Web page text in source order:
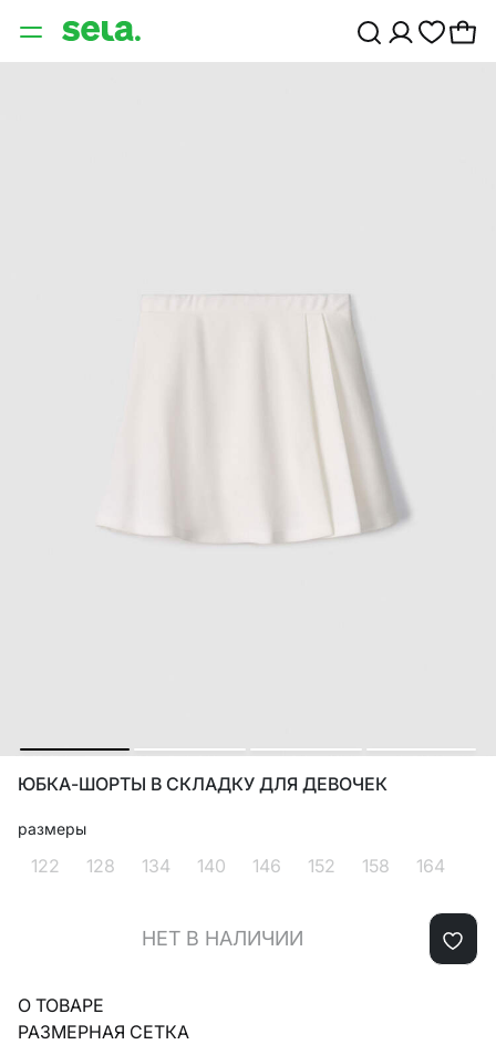
ЮБКА-ШОРТЫ В СКЛАДКУ ДЛЯ ДЕВОЧЕК
размеры
122 128 134 140 146 152 158 164
НЕТ В НАЛИЧИИ
О ТОВАРЕ
РАЗМЕРНАЯ СЕТКА